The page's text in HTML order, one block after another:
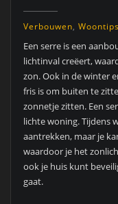
Verbouwen, Woontips
Een serre is een
lichtinval creëert,
zon. Ook in de winter
fris is om buiten te
zonnetje zitten. Een
lichte woning. Tijdens
aantrekken, maar je
waardoor je het
ook je huis kunt
gaat.